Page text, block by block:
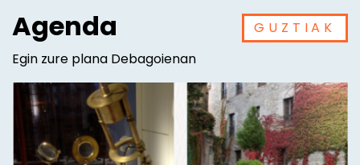
Agenda
Egin zure plana Debagoienan
GUZTIAK